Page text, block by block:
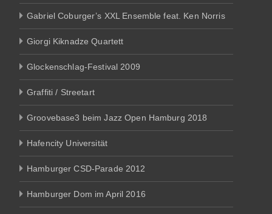
Gabriel Coburger’s XXL Ensemble feat. Ken Norris
Giorgi Kiknadze Quartett
Glockenschlag-Festival 2009
Graffiti / Streetart
Groovebase3 beim Jazz Open Hamburg 2018
Hafencity Universität
Hamburger CSD-Parade 2012
Hamburger Dom im April 2016